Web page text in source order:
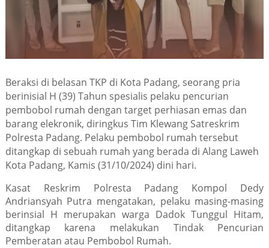
Beraksi di belasan TKP di Kota Padang, seorang pria
berinisial H (39) Tahun spesialis pelaku pencurian
pembobol rumah dengan target perhiasan emas dan
barang elekronik, diringkus Tim Klewang Satreskrim
Polresta Padang. Pelaku pembobol rumah tersebut
ditangkap di sebuah rumah yang berada di Alang Laweh
Kota Padang, Kamis (31/10/2024) dini hari.
Kasat Reskrim Polresta Padang Kompol Dedy
Andriansyah Putra mengatakan, pelaku masing-masing
berinsial H merupakan warga Dadok Tunggul Hitam,
ditangkap karena melakukan Tindak Pencurian
Pemberatan atau Pembobol Rumah.